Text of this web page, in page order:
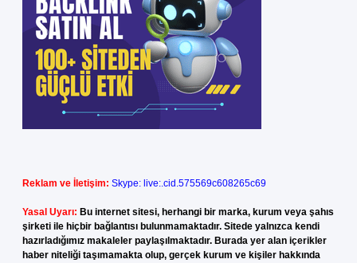
Reklam ve İletişim: Skype: live:.cid.575569c608265c69
Yasal Uyarı: Bu internet sitesi, herhangi bir marka, kurum veya şahıs
şirketi ile hiçbir bağlantısı bulunmamaktadır. Sitede yalnızca kendi
hazırladığımız makaleler paylaşılmaktadır. Burada yer alan içerikler
haber niteliği taşımamakta olup, gerçek kurum ve kişiler hakkında